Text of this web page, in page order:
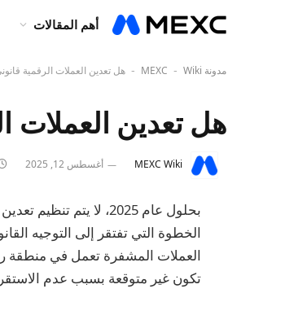
أهم المقالات
مدونة MEXC - Wiki
- هل تعدين العملات الرقمية
هل تعدين العملات
MEXC Wiki أغسطس 12, 2025
بحلول عام 2025، لا
الخطوة التي تفتقر إلى التوجيه
العملات المشفرة تعمل في منطقة
تكون غير متوقعة بسبب عدم